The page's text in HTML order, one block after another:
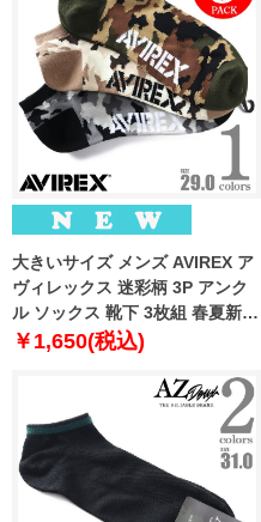
大きいサイズ メンズ AVIREX ア
ヴィレックス 迷彩柄 3P アンク
ル ソックス 靴下 3枚組 春夏新作
81713400
￥1,650(税込)